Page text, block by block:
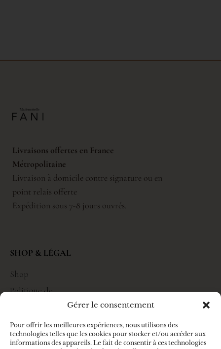
Gérer le consentement
Pour offrir les meilleures expériences, nous utilisons des
technologies telles que les cookies pour stocker et/ou accéder aux
informations des appareils. Le fait de consentir à ces technologies
Livraisons offertes en France
Métropolitaine
Livraison à domicile contre signature ou en
point relais offerte
Expédition sous 7-8 jours ouvrés.
SHOP & LÉGAL
Shop
Politique de
Mentions
légales